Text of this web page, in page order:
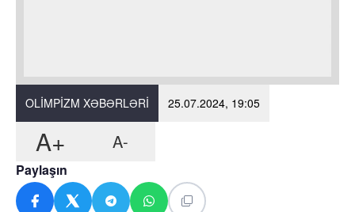
OLIMPIZM XƏBƏRLƏRI 25.07.2024, 19:05
A+ A-
Paylaşın